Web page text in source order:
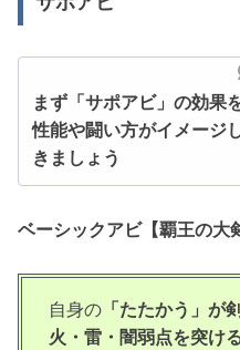
まず「サポアビ」の効果
性能や闘い方がイメージ
きましょう
ベーシックアビ【覇王の大
自身の 「たたかう」が
火・雷・闇弱点を突け